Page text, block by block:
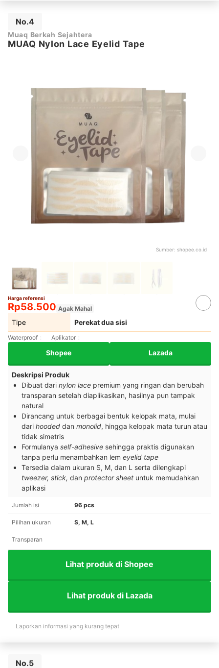
No.4
Muaq Berkah Sejahtera
MUAQ Nylon Lace Eyelid Tape
Sumber: shopee.co.id
Harga referensi
Rp58.500 Agak Mahal
Tipe Perekat dua sisi
Waterproof Aplikator
Shopee Lazada
Deskripsi Produk
Dibuat dari nylon lace premium yang ringan dan berubah
transparan setelah diaplikasikan, hasilnya pun tampak
natural
Dirancang untuk berbagai bentuk kelopak mata, mulai
dari hooded dan monolid, hingga kelopak mata turun atau
tidak simetris
Formulanya self-adhesive sehingga praktis digunakan
tanpa perlu menambahkan lem eyelid tape
Tersedia dalam ukuran S, M, dan L serta dilengkapi
tweezer, stick, dan protector sheet untuk memudahkan
aplikasi
Jumlah isi 96 pcs
Pilihan ukuran S, M, L
Transparan
Lihat produk di Shopee
Lihat produk di Lazada
Laporkan informasi yang kurang tepat
No.5